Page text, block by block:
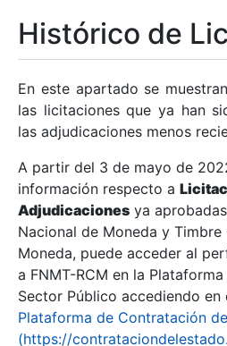
Mostrar/Ocultar
Mostrar/Ocultar
Mostrar/Ocultar
Histórico de
En este apartado se
las licitaciones que ya han
las adjudicaciones menos
A partir del 3 de mayo de
información respecto a
Adjudicaciones ya
Nacional de Moneda y Timbre
Moneda, puede acceder al
a FNMT-RCM en la
Sector Público accediendo en
Plataforma de Contratación
(https://